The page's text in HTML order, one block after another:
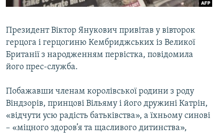
УКРАЇНСЬКА ПРОБЛЕМА КРИМУ
Усі сайти RFE/RL
Президент Віктор Янукович привітав у вівторок
герцога і герцогиню Кембриджських із Великої
Британії з народженням первістка, повідомила
його прес-служба.
Побажавши членам королівської родини з роду
Віндзорів, принцові Вільяму і його дружині Катрін,
«відчути усю радість батьківства», а їхньому синові
– «міцного здоров’я та щасливого дитинства»,